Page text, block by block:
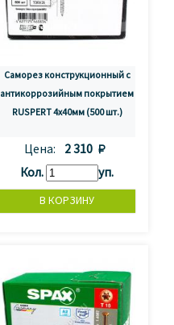
Саморез конструкционный с
антикоррозийным покрытием
RUSPERT 4х40мм (500 шт.)
Цена:
2 310 
Кол.
уп.